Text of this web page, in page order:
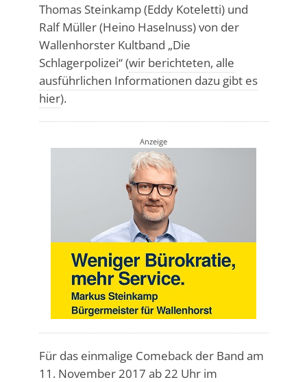
Thomas Steinkamp (Eddy Koteletti) und
Ralf Müller (Heino Haselnuss) von der
Wallenhorster Kultband „Die
Schlagerpolizei“ (wir berichteten, alle
ausführlichen Informationen dazu gibt es
hier).
Anzeige
Für das einmalige Comeback der Band am
11. November 2017 ab 22 Uhr im